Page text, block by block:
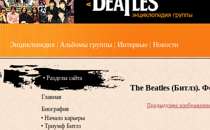
Энциклопедия Альбомы группы Интервью Новости
The Beatles (Битлз).
Предыдущее
• Разделы сайта
Главная
Биография
• Начало карьеры
• Триумф Битлз